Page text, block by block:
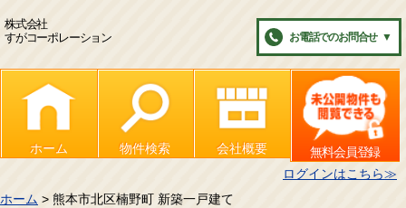
お電話でのお問合せ ▼
株式会社
すがコーポレーション
ホーム 物件検索 会社概要
無料会員登録
ログインはこちら≫
ホーム > 熊本市北区楠野町 新築一戸建て